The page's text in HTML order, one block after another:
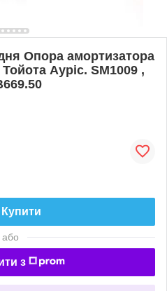
Опора амортизатора
Ауріс. SM1009 ,
Купити
або
з